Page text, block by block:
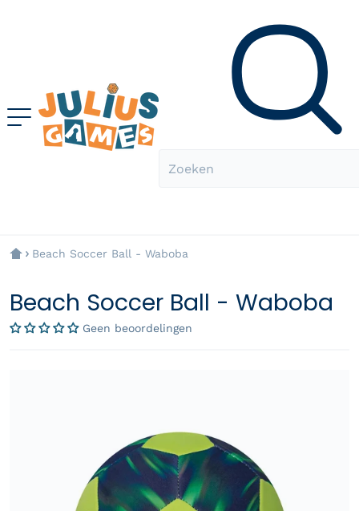
Beach Soccer Ball - Waboba
Beach Soccer Ball - Waboba
Geen beoordelingen